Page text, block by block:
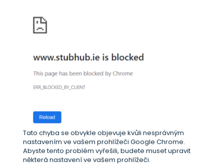
Tato chyba se obvykle objevuje kvůli nesprávným
nastavením ve vašem prohlížeči Google Chrome.
Abyste tento problém vyřešili, budete muset upravit
některá nastavení ve vašem prohlížeči.